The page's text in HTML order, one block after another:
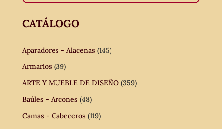
CATÁLOGO
Aparadores - Alacenas (145)
Armarios (39)
ARTE Y MUEBLE DE DISEÑO (359)
Baúles - Arcones (48)
Camas - Cabeceros (119)